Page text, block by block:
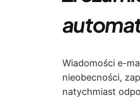
Wiadomości e-
nieobecności,
natychmiast